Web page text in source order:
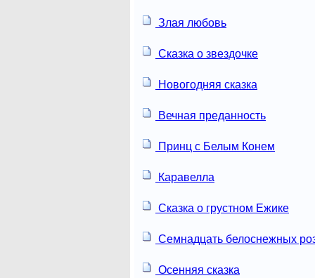
Злая любовь
Сказка о звездочке
Новогодняя сказка
Вечная преданность
Принц с Белым Конем
Каравелла
Сказка о грустном Ежике
Семнадцать белоснежных
Осенняя сказка